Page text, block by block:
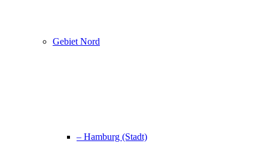
Gebiet Nord
– Hamburg (Stadt)